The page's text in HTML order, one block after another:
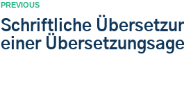
PREVIOUS
Schriftliche
einer